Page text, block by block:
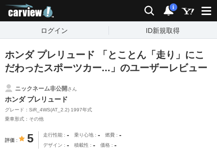
検索 通知
i
ログイン ID新規取得
ホンダ プレリュード 「とことん「走り」にこ
だわったスポーツカー...」のユーザーレビュー
ニックネーム非公開さん
ホンダ プレリュード
グレード：SiR_4WS(AT_2.2) 1997年式
乗車形式：その他
評価 5 走行性能 - 乗り心地 - 燃費 -
デザイン - 積載性 - 価格 -